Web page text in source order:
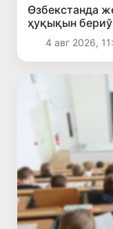
Өзбекстанда
ҳуқықын
4 авг 2026,